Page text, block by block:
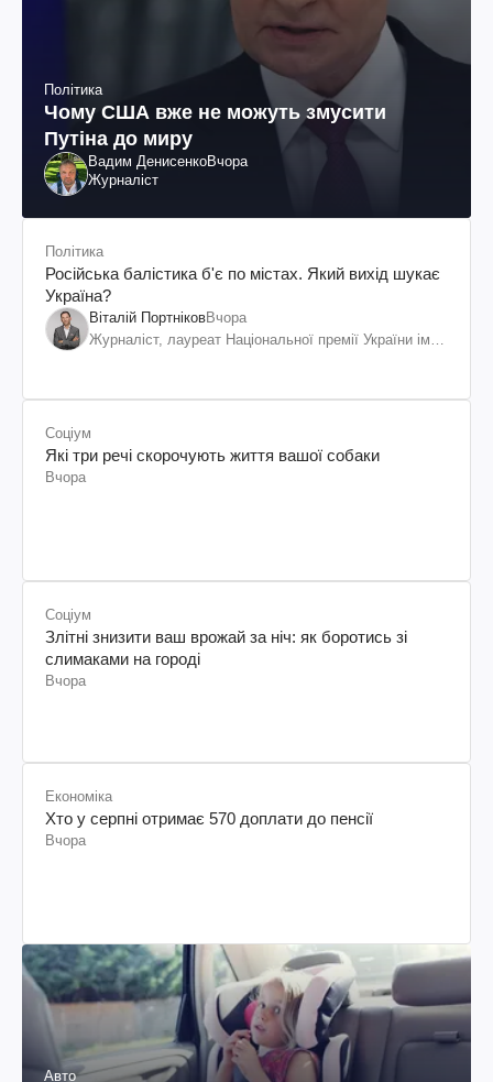
Політика
Чому США вже не можуть змусити
Путіна до миру
Вадим ДенисенкоВчора
Журналіст
Політика
Російська балістика б'є по містах. Який вихід шукає
Україна?
Віталій ПортніковВчора
Журналіст, лауреат Національної премії України ім.
Соціум
Які три речі скорочують життя вашої собаки
Вчора
Соціум
Злітні знизити ваш врожай за ніч: як боротись зі
слимаками на городі
Вчора
Економіка
Хто у серпні отримає 570 доплати до пенсії
Вчора
Авто